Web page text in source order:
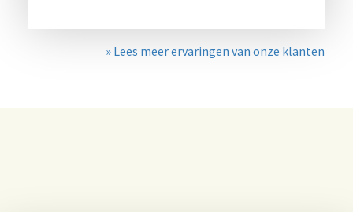
» Lees meer ervaringen van onze klanten